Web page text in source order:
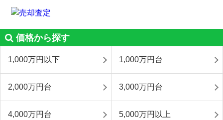
価格から探す
1,000万円以下 1,000万円台
2,000万円台 3,000万円台
4,000万円台 5,000万円以上